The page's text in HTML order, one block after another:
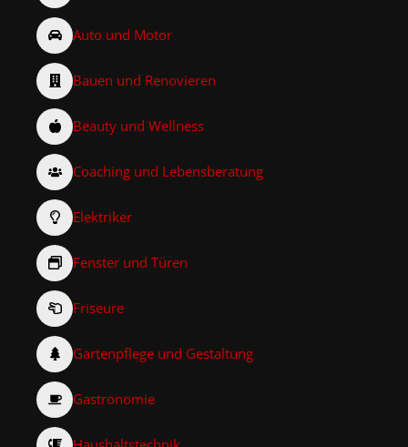
Auto und Motor
Bauen und Renovieren
Beauty und Wellness
Coaching und Lebensberatung
Elektriker
Fenster und Türen
Friseure
Gartenpflege und Gestaltung
Gastronomie